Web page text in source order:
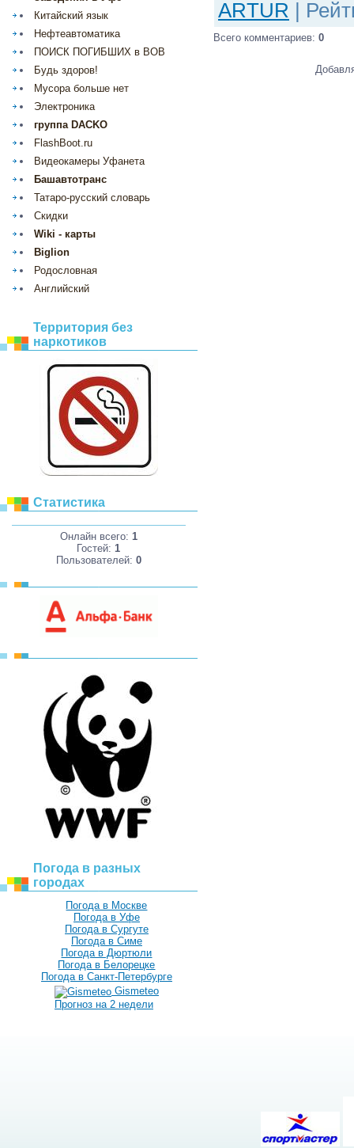
Китайский язык
Нефтеавтоматика
ПОИСК ПОГИБШИХ в ВОВ
Будь здоров!
Мусора больше нет
Электроника
группа DACKO
FlashBoot.ru
Видеокамеры Уфанета
Башавтотранс
Татаро-русский словарь
Скидки
Wiki - карты
Biglion
Родословная
Английский
Территория без
наркотиков
Статистика
Онлайн всего: 1
Гостей:1
Пользователей: 0
Погода в разных
городах
Погода в Москве
Погода в Уфе
Погода в Сургуте
Погода в Симе
Погода в Дюртюли
Погода в Белорецке
Погода в Санкт-Петербурге
Gismeteo
Прогноз на 2 недели
ARTUR |
Всего комментариев: 0